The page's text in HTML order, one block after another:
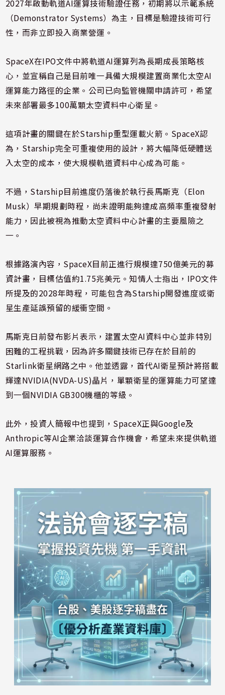
2027年啟動軌道AI運算技術驗證任務，初期將以示範系統
（Demonstrator Systems）為主，目標是驗證技術可行
性，而非立即投入商業營運。
SpaceX在IPO文件中將軌道AI運算列為長期成長策略核
心，並宣稱自己是目前唯一具備大規模建置商業化太空AI
運算能力路徑的企業。公司已向監管機關申請許可，希望
未來部署最多100萬顆太空資料中心衛星。
這項計畫的關鍵在於Starship重型運載火箭。SpaceX認
為，Starship完全可重複使用的設計，將大幅降低硬體送
入太空的成本，使大規模軌道資料中心成為可能。
不過，Starship目前進度仍落後於執行長馬斯克（Elon
Musk）早期規劃時程，尚未證明能夠達成高頻率重複發射
能力，因此被視為推動太空資料中心計畫的主要風險之
一。
根據路演內容，SpaceX目前正進行規模達750億美元的募
資計畫，目標估值約1.75兆美元。知情人士指出，IPO文件
所提及的2028年時程，可能包含為Starship開發進度或衛
星生產延誤預留的緩衝空間。
馬斯克日前發布影片表示，建置太空AI資料中心並非特別
困難的工程挑戰，因為許多關鍵技術已存在於目前的
Starlink衛星網路之中。他並透露，首代AI衛星預計將搭載
輝達NVIDIA(NVDA-US)晶片，單顆衛星的運算能力可望達
到一個NVIDIA GB300機櫃的等級。
此外，投資人簡報中也提到，SpaceX正與Google及
Anthropic等AI企業洽談運算合作機會，希望未來提供軌道
AI運算服務。